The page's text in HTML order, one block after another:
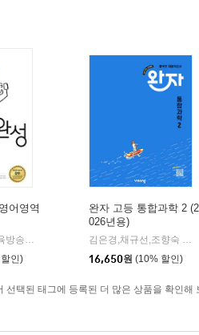
어영역
송공사
인)
완자 고등 통합과학 2 (2
026년용)
김은경,채규선,조향숙 등저
16,650원 (10% 할인)
선택된 태그에 등록된 더 많은 상품을 확인해